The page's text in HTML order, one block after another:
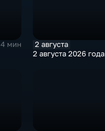
4 мин
2 августа
2 августа 2026 года